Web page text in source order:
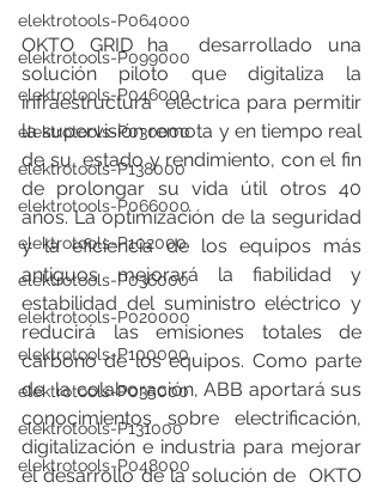
elektrotools-P064000
elektrotools-P099000
elektrotools-P046000
elektrotools-P030000
elektrotools-P138000
elektrotools-P066000
elektrotools-P102000
elektrotools-P036000
elektrotools-P020000
elektrotools-P100000
elektrotools-P035000
elektrotools-P131000
elektrotools-P048000
OKTO GRID ha  desarrollado una
solución piloto que digitaliza la
infraestructura  eléctrica para permitir
la supervisión remota y en tiempo real
de su  estado y rendimiento, con el fin
de prolongar su vida útil otros 40
años. La optimización de la seguridad
y la eficiencia de los equipos más
antiguos mejorará la fiabilidad y
estabilidad del suministro eléctrico y
reducirá las emisiones totales de
carbono de los equipos. Como parte
de  la colaboración, ABB aportará sus
conocimientos sobre electrificación,
digitalización e industria para mejorar
el desarrollo de la solución de  OKTO